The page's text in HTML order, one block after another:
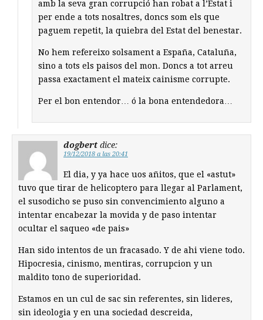
amb la seva gran corrupció han robat a l’Estat i
per ende a tots nosaltres, doncs som els que
paguem repetit, la quiebra del Estat del benestar.
No hem refereixo solsament a España, Cataluña,
sino a tots els paisos del mon. Doncs a tot arreu
passa exactament el mateix cainisme corrupte.
Per el bon entendor… ó la bona entendedora…
dogbert dice:
19/12/2018 a las 20:41
El dia, y ya hace uos añitos, que el «astut»
tuvo que tirar de helicoptero para llegar al Parlament,
el susodicho se puso sin convencimiento alguno a
intentar encabezar la movida y de paso intentar
ocultar el saqueo «de pais»
Han sido intentos de un fracasado. Y de ahi viene todo.
Hipocresia, cinismo, mentiras, corrupcion y un
maldito tono de superioridad.
Estamos en un cul de sac sin referentes, sin lideres,
sin ideologia y en una sociedad descreida,